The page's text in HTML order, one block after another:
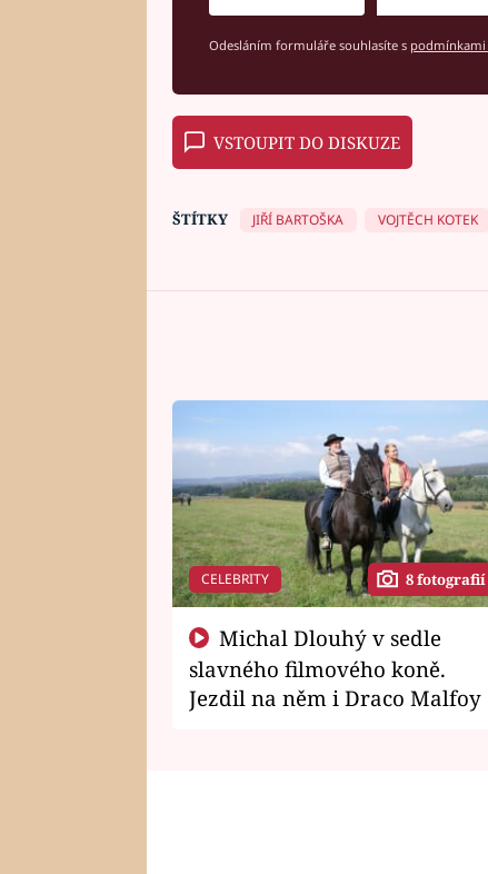
Odesláním formuláře souhlasíte s podmínkami
VSTOUPIT DO DISKUZE
ŠTÍTKY JIŘÍ BARTOŠKA VOJTĚCH KOTEK
CELEBRITY 8 fotografií
slavného filmového koně.
Jezdil na něm i Draco Malfoy